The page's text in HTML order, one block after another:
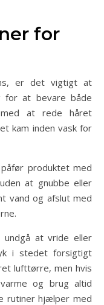
for
er det vigtigt at
for at bevare både
at rede håret
kam inden vask for
produktet med
at gnubbe eller
vand og afslut med
at vride eller
i stedet forsigtigt
lufttørre, men hvis
og brug altid
rutiner hjælper med